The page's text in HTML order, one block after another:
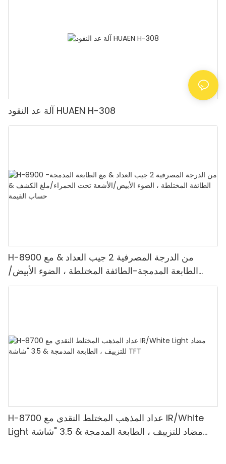
آلة عد النقود HUAEN H-308
H-8900 من الدرجة المصرفية 2 جيب العداد & مع
الطابعة المدمجة-الطائفة المختلطة ، الضوء الأبيض/
الأشعة تحت الحمراء/ملغ الكشف & حساب القيمة
H-8700 عداد المذهب المختلط النقدي مع IR/White
Light مضاد للتزييف ، الطابعة المدمجة & 3.5 "شاشة